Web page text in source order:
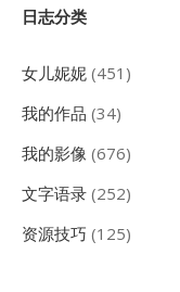
Sidebar
日志分类
女儿妮妮 (451)
我的作品 (34)
我的影像 (676)
文字语录 (252)
资源技巧 (125)